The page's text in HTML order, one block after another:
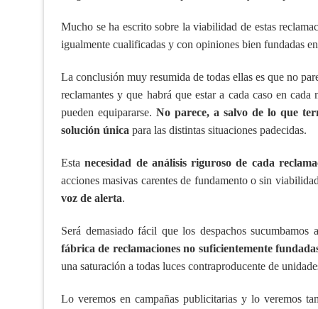
Mucho se ha escrito sobre la viabilidad de estas
igualmente cualificadas y con opiniones bien fundadas
La conclusión muy resumida de todas ellas es que no
reclamantes y que habrá que estar a cada caso en
pueden equipararse.No parece, a salvo de lo que
solución única para las distintas situaciones padecidas.
Estanecesidad de análisis riguroso de cada
acciones masivas carentes de fundamento o sin
voz de alerta.
Será demasiado fácil que los despachos sucumbamos
fábrica de reclamaciones no suficientemente
una saturación a todas luces contraproducente de
Lo veremos en campañas publicitarias y lo veremos